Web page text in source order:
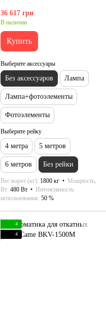
36 617 грн
В наличии
Купить
Выберите аксессуары
Без аксессуаров Лампа
Лампа+фотоэлементы
Фотоэлементы
Выберите рейку
4 метра 5 метров
6 метров Без рейки
Вес ворот (кг) 1800 кг
Мощность,
Вт 480 Вт
Интенсивность
использования 50 %
4
4